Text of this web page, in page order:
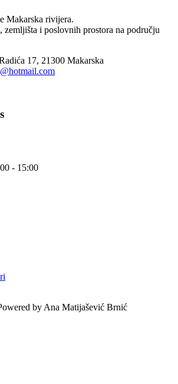
Makarska rivijera.
zemljišta i poslovnih prostora na području
17, 21300 Makarska
- 15:00
by Ana Matijašević Brnić